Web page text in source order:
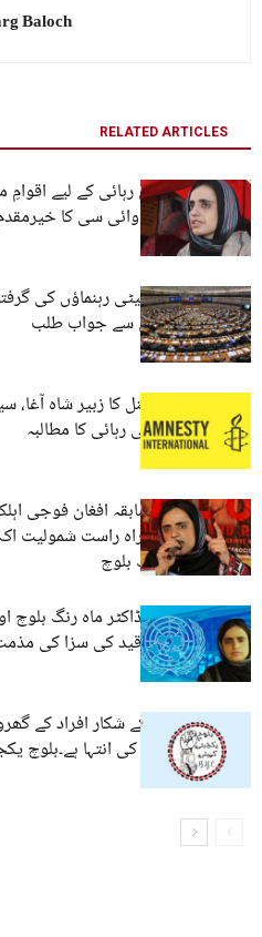
Baloch
RELATED ARTICLES
ماہ رنگ بلوچ کی رہائی کے لیے اقوامِ
درخواست کا بی وائی سی کا
بلوچ یکجہتی کمیٹی رہنماؤں کی
یونین کا پاکستان سے جواب طلب
ایمنسٹی انٹرنیشنل کا زبیر شاہ
اور احمد فرہاد کی رہائی کا مطالبہ
بلوچستان میں سابقہ افغان فوجی
نسل کشی میں براہ راست شمولیت
ہے۔ ڈاکٹر ماہ رنگ بلوچ
بی وائی سی نے ڈاکٹر ماہ رنگ بلوچ
شاہ جی کو عمر قید کی سزا کی
متحدہ کے...
جبری گمشدگی کے شکار افراد کے
کرنا ریاستی جبر کی انتہا ہے۔بلوچ